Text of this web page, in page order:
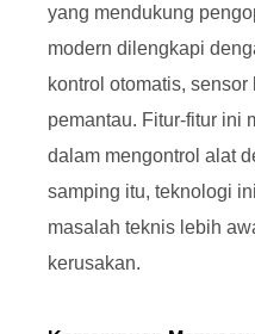
yang mendukung
modern dilengkapi
kontrol otomatis,
pemantau. Fitur-fitur ini
dalam mengontrol alat
samping itu, teknologi
masalah teknis lebih
kerusakan.